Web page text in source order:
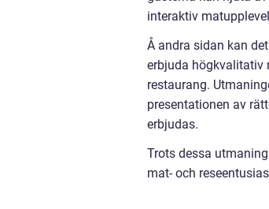
interaktiv
Å andra sidan kan
erbjuda högkvalitativ
restaurang.
presentationen av
erbjudas.
Trots dessa
mat- och